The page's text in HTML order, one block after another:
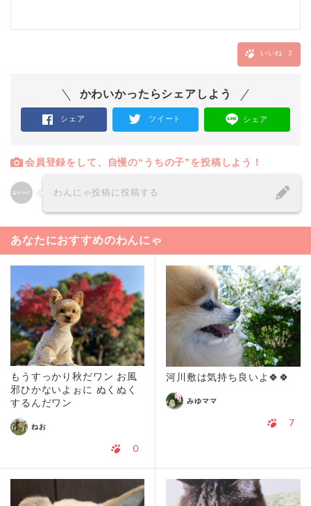
いいね 3
かわいかったらシェアしよう
シェア ツイート シェア
会員登録をして、自慢の“うちの子”を投稿しよう！
わんにゃ投稿に投稿する
あなたにおすすめのわんにゃ
もうすっかり秋だワン お風
邪ひかないよぉに ぬくぬく
するんだワン
ねお
0
河川敷は気持ち良いよ🍀🍀
みゆママ
7